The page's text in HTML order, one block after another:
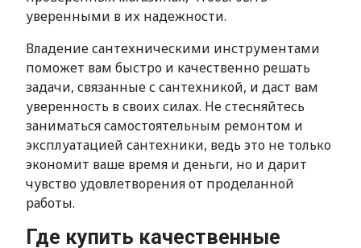
уверенными в их надежности.
Владение сантехническими инструментами
поможет вам быстро и качественно решать
задачи, связанные с сантехникой, и даст вам
уверенность в своих силах. Не стесняйтесь
заниматься самостоятельным ремонтом и
эксплуатацией сантехники, ведь это не только
экономит ваше время и деньги, но и дарит
чувство удовлетворения от проделанной
работы.
Где купить качественные